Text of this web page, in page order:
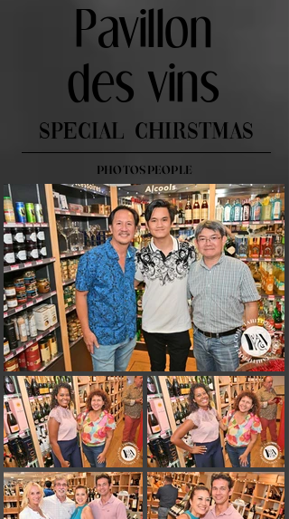
Pavillon
des vins
SPECIAL CHIRSTMAS
PHOTOS PEOPLE